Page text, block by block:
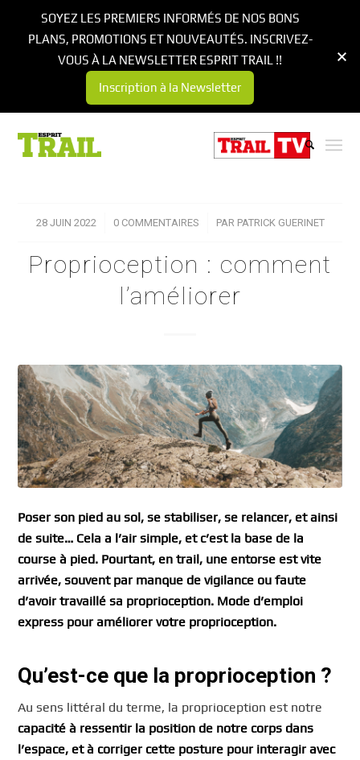
28 JUIN 2022
/ 0 COMMENTAIRES
/ PAR PATRICK GUERINET
Proprioception : comment
l’améliorer
Poser son pied au sol, se stabiliser, se relancer, et ainsi
de suite… Cela a l’air simple, et c’est la base de la
course à pied. Pourtant, en trail, une entorse est vite
arrivée, souvent par manque de vigilance ou faute
d’avoir travaillé sa proprioception. Mode d’emploi
express pour améliorer votre proprioception.
Qu’est-ce que la proprioception ?
Au sens littéral du terme, la proprioception est notre
capacité à ressentir la position de notre corps dans
l’espace, et à corriger cette posture pour interagir avec
SOYEZ LES PREMIERS INFORMÉS DE NOS BONS
PLANS, PROMOTIONS ET NOUVEAUTÉS. INSCRIVEZ-
VOUS À LA NEWSLETTER ESPRIT TRAIL !!
Inscription à la Newsletter